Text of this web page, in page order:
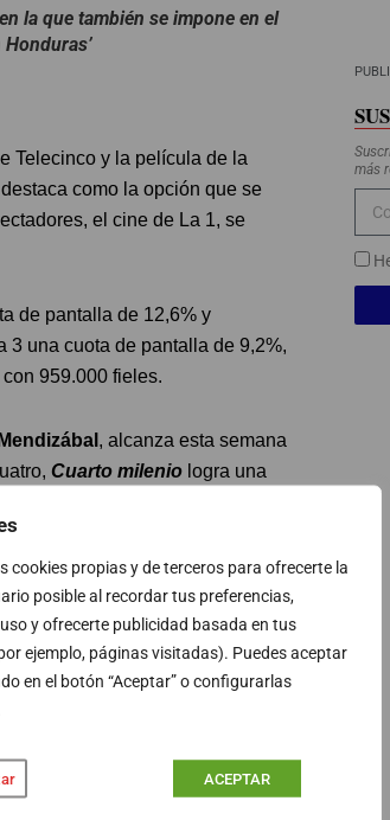
cookies propias y de terceros para ofrecerte la
posible al recordar tus preferencias,
y ofrecerte publicidad basada en tus
ejemplo, páginas visitadas). Puedes aceptar
en el botón “Aceptar” o configurarlas
ACEPTAR
la que también se impone en el
Telecinco y la película de la
destaca como la opción que se
el cine de La 1, se
de pantalla de 12,6% y
3 una cuota de pantalla de 9,2%,
959.000 fieles.
, alcanza esta semana
Cuarto milenio logra una
del día. Antena 3 se
pasa de una cuota de 8,7%.
más